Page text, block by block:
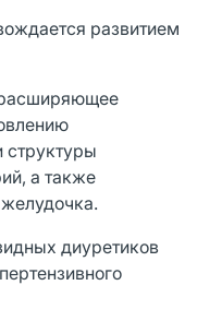
развитием
структуры
а также
диуретиков